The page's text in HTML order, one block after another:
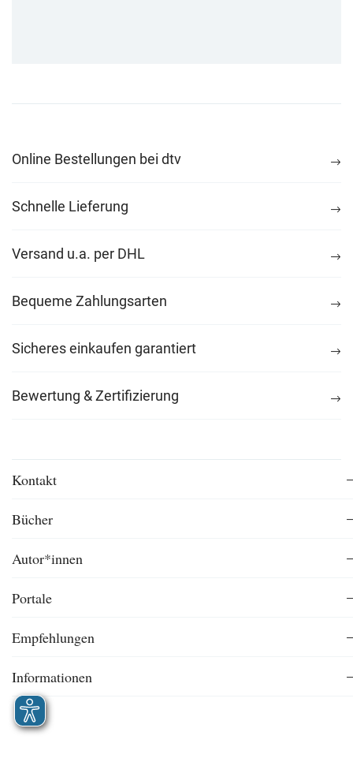
Online Bestellungen bei dtv
Schnelle Lieferung
Versand u.a. per DHL
Bequeme Zahlungsarten
Sicheres einkaufen garantiert
Bewertung & Zertifizierung
Kontakt
Bücher
Autor*innen
Portale
Empfehlungen
Informationen